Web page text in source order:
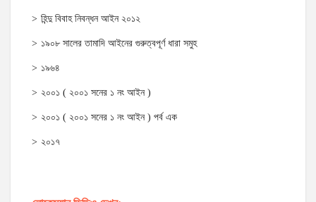
হিন্দু বিবাহ নিবন্ধন আইন ২০১২
১৯০৮ সালের তামাদি আইনের গুরুত্বপূর্ণ ধারা সমুহ
১৯৬৪
২০০১ ( ২০০১ সনের ১ নং আইন )
২০০১ ( ২০০১ সনের ১ নং আইন ) পর্ব এক
২০১৭